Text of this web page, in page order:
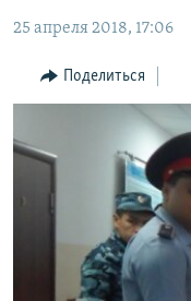
навигации
Вернутся
ТАДЖИКИСТАН
ҚАЗАҚША
КЫРГЫЗЧА
ТОҶИКӢ
TÜRKMENÇE
Все сайты РСЕ/РС
25 апреля 2018, 17:06
Поделиться